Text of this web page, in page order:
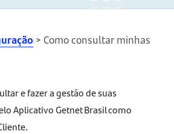
> Como consultar minhas
e fazer a gestão de suas
Aplicativo Getnet Brasil como